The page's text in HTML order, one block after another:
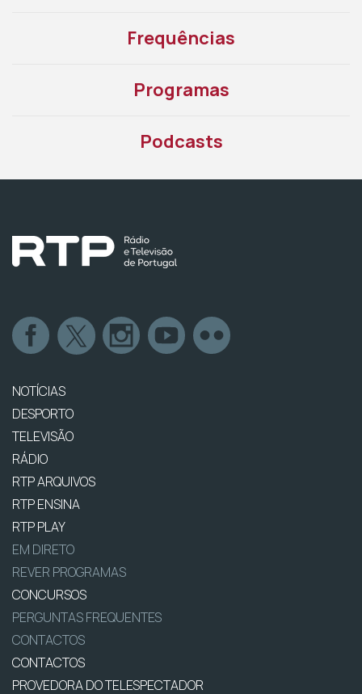
Frequências
Programas
Podcasts
NOTÍCIAS
DESPORTO
TELEVISÃO
RÁDIO
RTP ARQUIVOS
RTP ENSINA
RTP PLAY
EM DIRETO
REVER PROGRAMAS
CONCURSOS
PERGUNTAS FREQUENTES
CONTACTOS
CONTACTOS
PROVEDORA DO TELESPECTADOR